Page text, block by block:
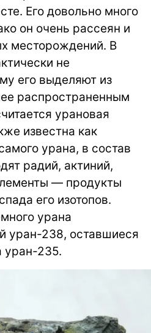
Его довольно много
он очень рассеян и
месторождений. В
не
его выделяют из
распространенным
урановая
известна как
урана, в состав
радий, актиний,
— продукты
его изотопов.
урана
уран-238, оставшиеся
уран-235.